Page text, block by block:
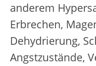
anderem
Erbrechen,
Dehydrierung,
Angstzustände,